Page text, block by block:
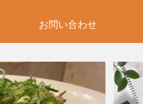
お問い合わせ